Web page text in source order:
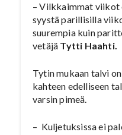
– Vilkkaimmat viikot
syystä parillisilla
suurempia kuin
vetäjä Tytti Haahti.
Tytin mukaan talvi
kahteen edelliseen
varsin pimeä.
– Kuljetuksissa ei